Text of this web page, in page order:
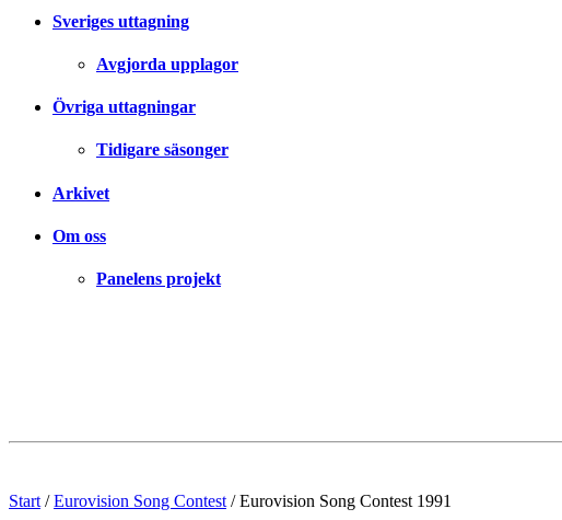
Sveriges uttagning
Avgjorda upplagor
Övriga uttagningar
Tidigare säsonger
Arkivet
Om oss
Panelens projekt
Start / Eurovision Song Contest / Eurovision Song Contest 1991